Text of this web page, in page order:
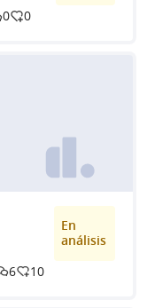
0 0
En
análisis
6 10